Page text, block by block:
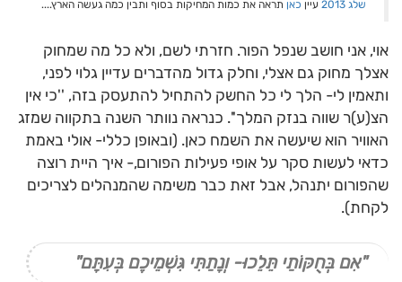
שלג 2013 עיין כאן תראה את כמות המחיקות בסוף ותבין כמה געשה הארץ....
אוי, אני חושב שנפל הפור. חזרתי לשם, ולא כל מה שמחוק
אצלך מחוק גם אצלי, וחלק גדול מהדברים עדיין גלוי לפני,
ותאמין לי- הלך לי כל החשק להתחיל להתעסק בזה, ''כי אין
הצ(ע)ר שווה בנזק המלך''. כנראה נוותר השנה בתקווה שמזג
האוויר הוא שיעשה את השמח כאן. (ובאופן כללי- אולי באמת
כדאי לעשות סקר על אופי פעילות הפורום,- איך היית רוצה
שהפורום יתנהל, אבל זאת כבר משימה שהמנהלים לצריכים
לקחת).
"אִם בְּחֻקּוֹתַי תֵּלֵכוּ- וְנָתַתִּי גִּשְׁמֵיכֶם בְּעִתָּם"